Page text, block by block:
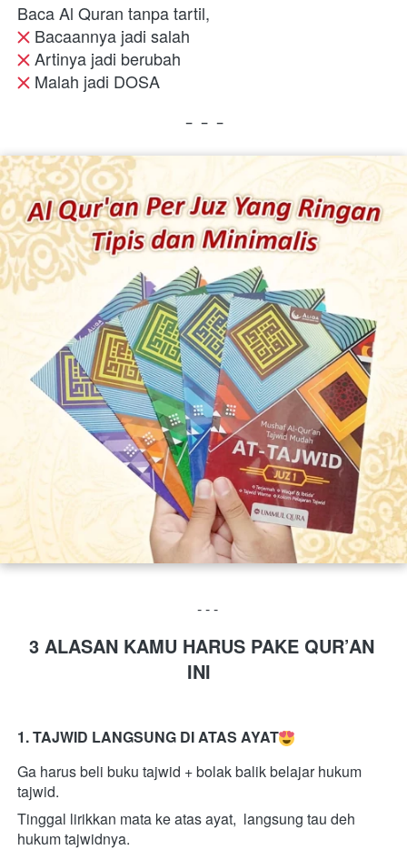
Baca Al Quran tanpa tartil,
Bacaannya jadi salah
Artinya jadi berubah
Malah jadi DOSA
  - - -
  - - -
3 ALASAN KAMU HARUS PAKE QUR’AN
INI
1. TAJWID LANGSUNG DI ATAS AYAT
Ga harus beli buku tajwid + bolak balik belajar hukum
tajwid.
Tinggal lirikkan mata ke atas ayat,  langsung tau deh
hukum tajwidnya.